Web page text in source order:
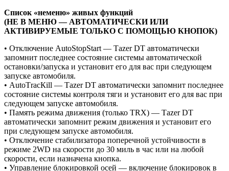
Список «неменю» живых функций
(НЕ В МЕНЮ — АВТОМАТИЧЕСКИ ИЛИ
АКТИВИРУЕМЫЕ ТОЛЬКО С ПОМОЩЬЮ КНОПОК)
• Отключение АutоStорStаrt — Таzеr DТ автоматически
запомнит последнее состояние системы автоматической
остановки/запуска и установит его для вас при следующем
запуске автомобиля.
• АutоТrасКill — Таzеr DТ автоматически запомнит последнее
состояние системы контроля тяги и установит его для вас при
следующем запуске автомобиля.
• Память режима движения (только ТRХ) — Таzеr DТ
автоматически запомнит режим движения и установит его
при следующем запуске автомобиля.
• Отключение стабилизатора поперечной устойчивости в
режиме 2WD на скорости до 30 миль в час или на любой
скорости, если назначена кнопка.
• Управление блокировкой осей — включение блокировок в